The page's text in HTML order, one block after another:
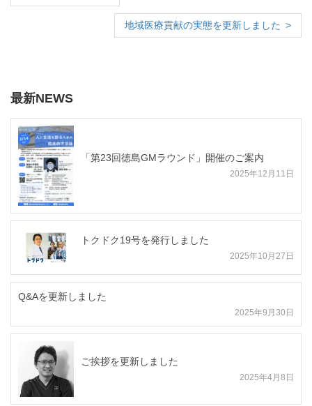
地域医療貢献の実態を更新しました
最新NEWS
「第23回徳島GMラウンド」開催のご案内
2025年12月11日
トクドク19号を発行しました
2025年10月27日
Q&Aを更新しました
2025年9月30日
ご挨拶を更新しました
2025年4月8日